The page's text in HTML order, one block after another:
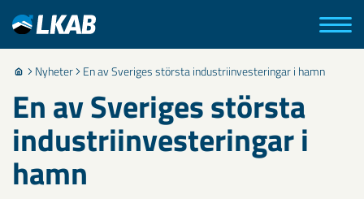
Nyheter En av Sveriges största industriinvesteringar i hamn
En av Sveriges största
industriinvesteringar i
hamn